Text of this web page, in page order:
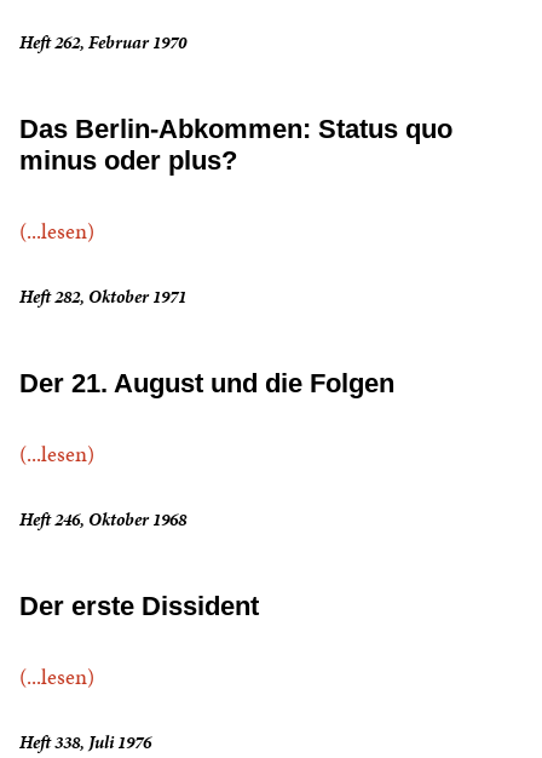
Heft 262, Februar 1970
Das Berlin-Abkommen: Status quo
minus oder plus?
(...lesen)
Heft 282, Oktober 1971
Der 21. August und die Folgen
(...lesen)
Heft 246, Oktober 1968
Der erste Dissident
(...lesen)
Heft 338, Juli 1976